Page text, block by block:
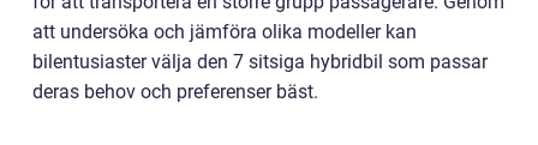
att undersöka och jämföra olika modeller kan
bilentusiaster välja den 7 sitsiga hybridbil som passar
deras behov och preferenser bäst.